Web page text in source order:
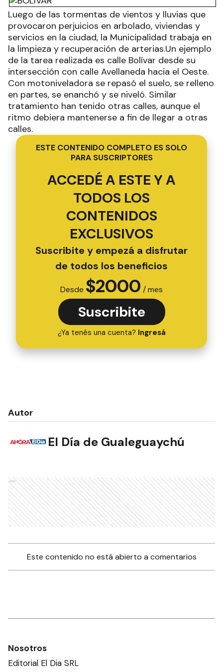
Luego de las tormentas de vientos y lluvias que
provocaron perjuicios en arbolado, viviendas y
servicios en la ciudad, la Municipalidad trabaja en
la limpieza y recuperación de arterias.Un ejemplo
de la tarea realizada es calle Bolívar desde su
intersección con calle Avellaneda hacia el Oeste.
Con motoniveladora se repasó el suelo, se relleno
en partes, se enanchó y se niveló. Similar
tratamiento han tenido otras calles, aunque el
ritmo debiera mantenerse a fin de llegar a otras
calles.
ESTE CONTENIDO COMPLETO ES SOLO
PARA SUSCRIPTORES
ACCEDÉ A ESTE Y A
TODOS LOS
CONTENIDOS
EXCLUSIVOS
Suscribite y empezá a disfrutar
de todos los beneficios
Desde $2000 / mes
Suscribite
¿Ya tenés una cuenta? Ingresá
Autor
El Día de Gualeguaychú
Ads
Este contenido no está abierto a comentarios
Nosotros
Editorial El Dia SRL